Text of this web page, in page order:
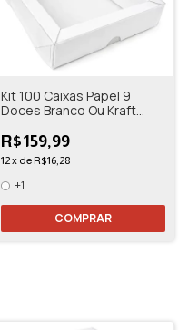
Kit 100 Caixas Papel 9
Doces Branco Ou Kraft
R$159,99
12x de R$16,28
+1
COMPRAR